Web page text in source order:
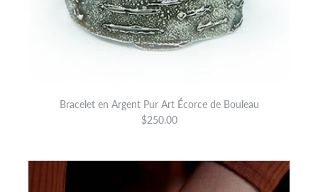
Bracelet en Argent Pur Art Écorce de Bouleau
$250.00